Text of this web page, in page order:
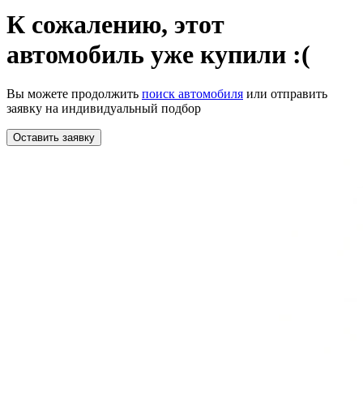
К сожалению, этот
автомобиль уже купили :(
Вы можете продолжить поиск автомобиля или отправить
заявку на индивидуальный подбор
Оставить заявку